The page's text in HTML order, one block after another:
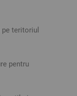
teritoriul
pentru